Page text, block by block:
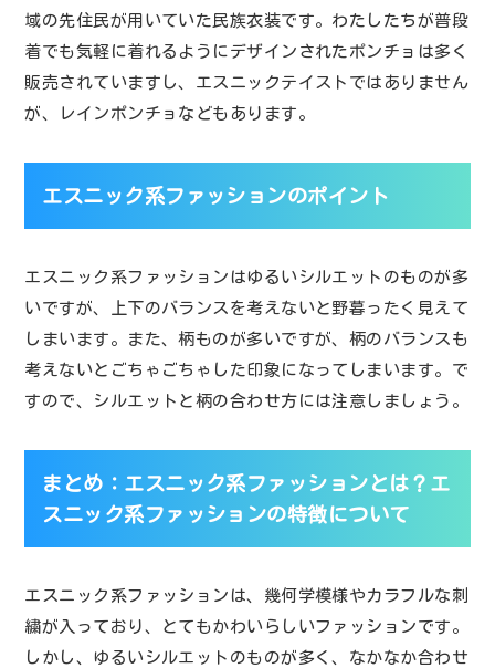
域の先住民が用いていた民族衣装です。わたしたちが普段
着でも気軽に着れるようにデザインされたポンチョは多く
販売されていますし、エスニックテイストではありません
が、レインポンチョなどもあります。
エスニック系ファッションのポイント
エスニック系ファッションはゆるいシルエットのものが多
いですが、上下のバランスを考えないと野暮ったく見えて
しまいます。また、柄ものが多いですが、柄のバランスも
考えないとごちゃごちゃした印象になってしまいます。で
すので、シルエットと柄の合わせ方には注意しましょう。
まとめ：エスニック系ファッションとは？エ
スニック系ファッションの特徴について
エスニック系ファッションは、幾何学模様やカラフルな刺
繍が入っており、とてもかわいらしいファッションです。
しかし、ゆるいシルエットのものが多く、なかなか合わせ